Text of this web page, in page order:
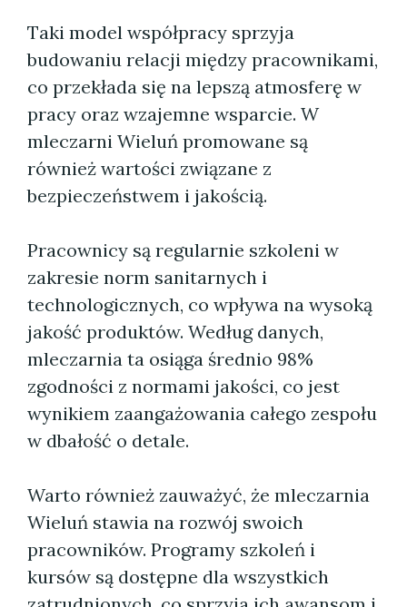
Taki model współpracy sprzyja
budowaniu relacji między pracownikami,
co przekłada się na lepszą atmosferę w
pracy oraz wzajemne wsparcie. W
mleczarni Wieluń promowane są
również wartości związane z
bezpieczeństwem i jakością.
Pracownicy są regularnie szkoleni w
zakresie norm sanitarnych i
technologicznych, co wpływa na wysoką
jakość produktów. Według danych,
mleczarnia ta osiąga średnio 98%
zgodności z normami jakości, co jest
wynikiem zaangażowania całego zespołu
w dbałość o detale.
Warto również zauważyć, że mleczarnia
Wieluń stawia na rozwój swoich
pracowników. Programy szkoleń i
kursów są dostępne dla wszystkich